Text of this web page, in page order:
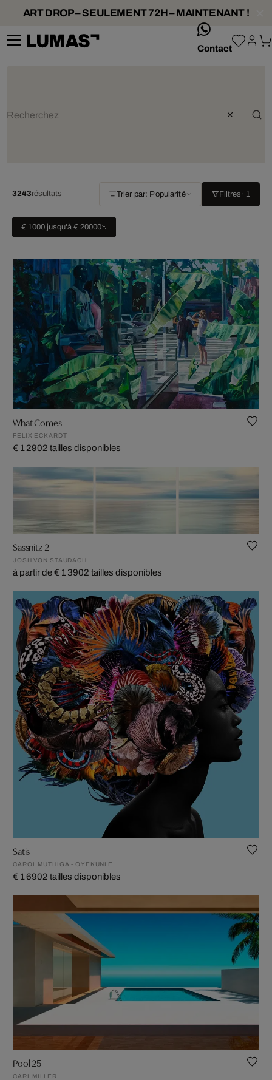
ART DROP – SEULEMENT 72H – MAINTENANT !
Contact
3243résultats Trier par: Popularité Filtres · 1
€ 1000 jusqu'à € 20000
What Comes
FELIX ECKARDT
€ 1 2902 tailles disponibles
Sassnitz 2
JOSH VON STAUDACH
à partir de € 1 3902 tailles disponibles
Satis
CAROL MUTHIGA - OYEKUNLE
€ 1 6902 tailles disponibles
Pool 25
CARL MILLER